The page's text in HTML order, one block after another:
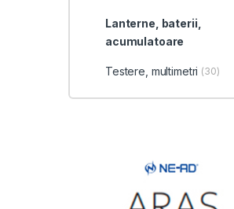
Lanterne, baterii,
acumulatoare
Testere, multimetri (30)